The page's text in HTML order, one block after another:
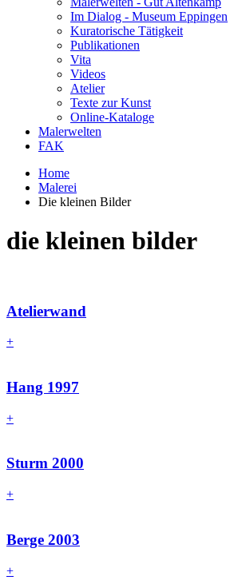
Im Dialog - Museum Eppingen
Kuratorische Tätigkeit
Publikationen
Vita
Videos
Atelier
Texte zur Kunst
Online-Kataloge
Malerwelten
FAK
Home
Malerei
Die kleinen Bilder
die kleinen bilder
Atelierwand
+
Hang 1997
+
Sturm 2000
+
Berge 2003
+